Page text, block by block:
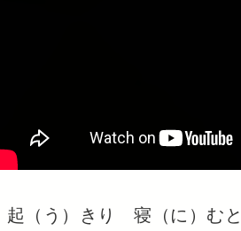
起（う）きり 寝（に）む